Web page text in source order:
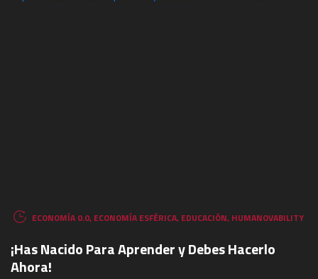
ECONOMÍA 0.0, ECONOMÍA ESFÉRICA, EDUCACIÓN, HUMANOVABILITY
¡Has Nacido Para Aprender y Debes Hacerlo
Ahora!